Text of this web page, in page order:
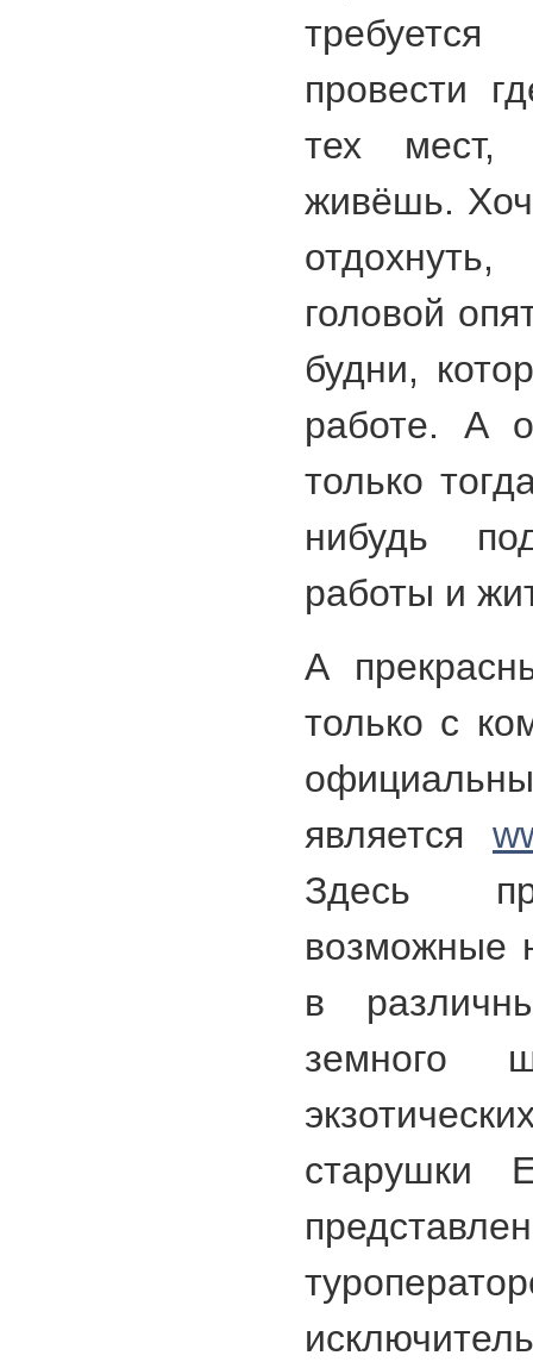
провести
тех мест,
живёшь.
головой
будни,
работе. А
только
нибудь
работы и
А
только с
является
Здесь
возможные
в
земного
старушки